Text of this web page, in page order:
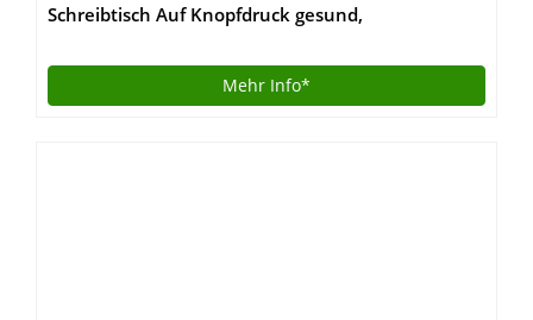
Schreibtisch Auf Knopfdruck gesund,
Mehr Info*